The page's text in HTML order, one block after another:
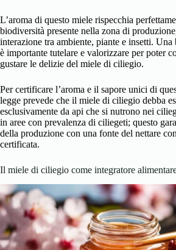
L’aroma di questo miele rispecchia
biodiversità presente nella zona di
interazione tra ambiente, piante e insetti. Una
è importante tutelare e valorizzare per poter
gustare le delizie del miele di ciliegio.
Per certificare l’aroma e il sapore unici di
legge prevede che il miele di ciliegio debba
esclusivamente da api che si nutrono nei
in aree con prevalenza di ciliegeti; questo
della produzione con una fonte del nettare
certificata.
Il miele di ciliegio come integratore